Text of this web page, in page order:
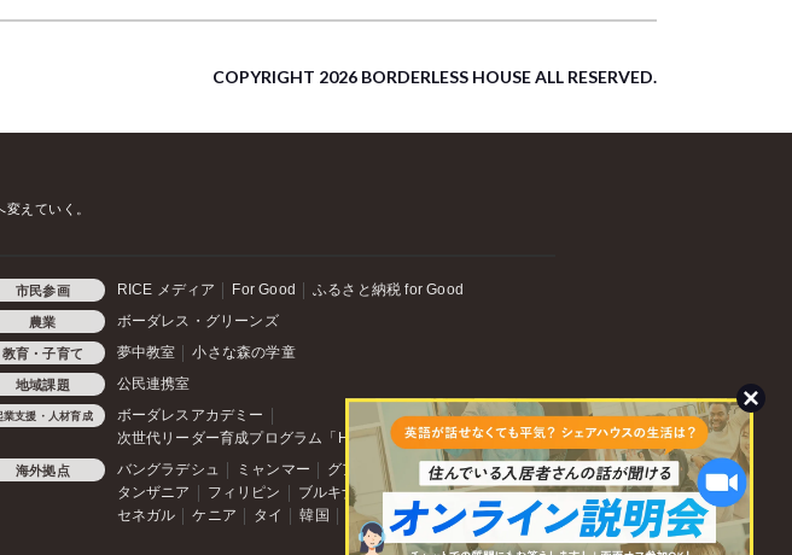
COPYRIGHT 2026 BORDERLESS HOUSE ALL RESERVED.
えていく。
市民参画 RICE メディア For Good ふるさと納税 for Good
農業 ボーダレス・グリーンズ
教育・子育て 夢中教室 小さな森の学童
地域課題 公民連携室
業支援・人材育成
ボーダレスアカデミー
次世代リーダー育成プログラム「HOPE」
海外拠点 バングラデシュ ミャンマー グアテマラ
エクアドル
タンザニア
フィリピン ブルキナファソ
マレーシア
セネガル
ケニア タイ 韓国 台湾